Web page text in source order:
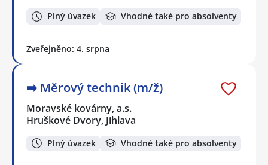
Plný úvazek Vhodné také pro absolventy
Zveřejněno: 4. srpna
➡️​ Měrový technik (m/ž)
Moravské kovárny, a.s.
Hruškové Dvory, Jihlava
Plný úvazek Vhodné také pro absolventy